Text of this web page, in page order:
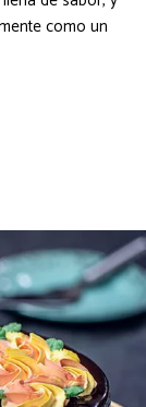
como un